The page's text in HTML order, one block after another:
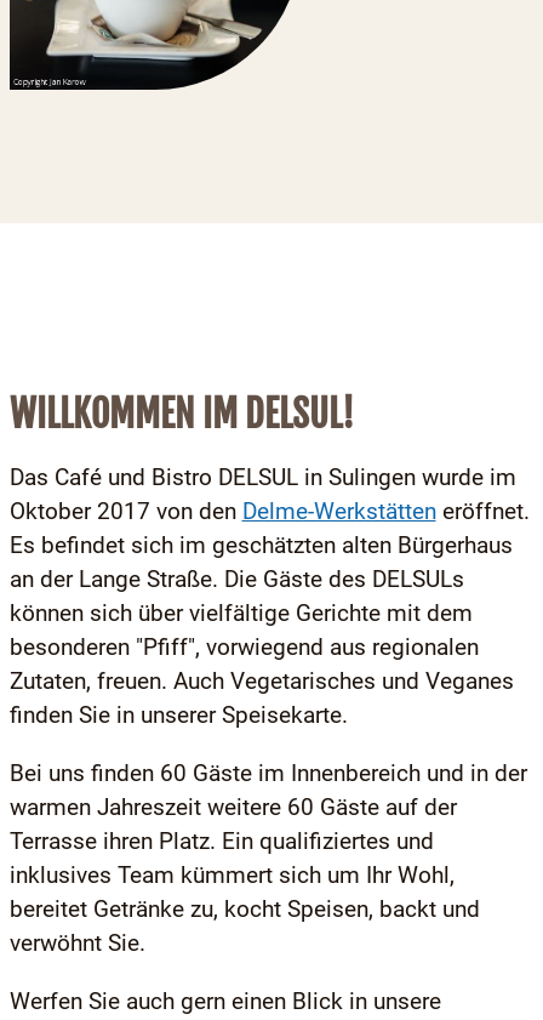
WILLKOMMEN IM DELSUL!
Das Café und Bistro DELSUL in Sulingen wurde im
Oktober 2017 von den Delme-Werkstätteneröffnet.
Es befindet sich im geschätzten alten Bürgerhaus
an der Lange Straße. Die Gäste des DELSULs
können sich über vielfältige Gerichte mit dem
besonderen "Pfiff", vorwiegend aus regionalen
Zutaten, freuen. Auch Vegetarisches und Veganes
finden Sie in unserer Speisekarte.
Bei uns finden 60 Gäste im Innenbereich und in der
warmen Jahreszeit weitere 60 Gäste auf der
Terrasse ihren Platz. Ein qualifiziertes und
inklusives Team kümmert sich um Ihr Wohl,
bereitet Getränke zu, kocht Speisen, backt und
verwöhnt Sie.
Werfen Sie auch gern einen Blick in unsere